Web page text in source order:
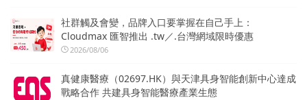
社群觸及會變，品牌入口要掌握在自己手上：
Cloudmax 匯智推出 .tw／.台灣網域限時優惠
2026/08/06
真健康醫療（02697.HK）與天津具身智能創新中心達成
戰略合作 共建具身智能醫療產業生態